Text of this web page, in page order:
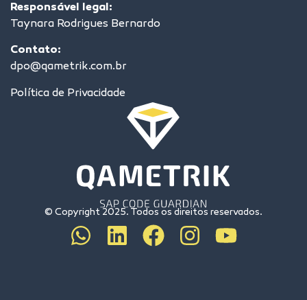
© Copyright 2025. Todos os direitos reservados.
Responsável legal:
Taynara Rodrigues Bernardo
Contato:
dpo@qametrik.com.br
Política de Privacidade